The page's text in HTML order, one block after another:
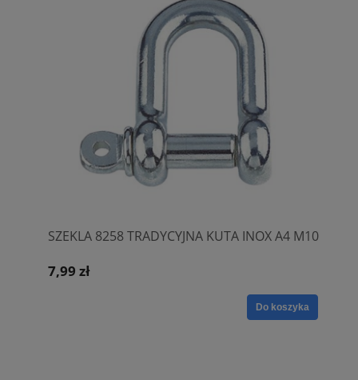
SZEKLA 8258 TRADYCYJNA KUTA INOX A4 M10
7,99 zł
Do koszyka